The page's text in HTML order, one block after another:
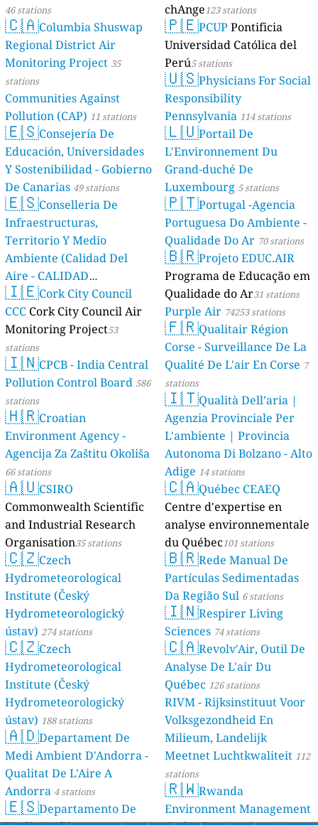
46 stations
🇨🇦Columbia Shuswap
Regional District Air
Monitoring Project 35
stations
Communities Against
Pollution (CAP) 11 stations
🇪🇸Consejería De
Educación, Universidades
Y Sostenibilidad - Gobierno
De Canarias 49 stations
🇪🇸Conselleria De
Infraestructuras,
Territorio Y Medio
Ambiente (Calidad Del
Aire - CALIDAD
AMBIENTAL) 23 stations
🇮🇪Cork City Council
CCC Cork City Council Air
Monitoring Project53
stations
🇮🇳CPCB - India Central
Pollution Control Board 586
stations
🇭🇷Croatian
Environment Agency -
Agencija Za Zaštitu Okoliša
66 stations
🇦🇺CSIRO
Commonwealth Scientific
and Industrial Research
Organisation35 stations
🇨🇿Czech
Hydrometeorological
Institute (Český
Hydrometeorologický
ústav) 274 stations
🇨🇿Czech
Hydrometeorological
Institute (Český
Hydrometeorologický
ústav) 188 stations
🇦🇩Departament De
Medi Ambient D'Andorra -
Qualitat De L'Aire A
Andorra 4 stations
🇪🇸Departamento De
chAnge123 stations
🇵🇪PCUP Pontificia
Universidad Católica del
Perú5 stations
🇺🇸Physicians For Social
Responsibility
Pennsylvania 114 stations
🇱🇺Portail De
L'Environnement Du
Grand-duché De
Luxembourg 5 stations
🇵🇹Portugal -Agencia
Portuguesa Do Ambiente -
Qualidade Do Ar 70 stations
🇧🇷Projeto EDUC.AIR
Programa de Educação em
Qualidade do Ar31 stations
Purple Air 74253 stations
🇫🇷Qualitair Région
Corse - Surveillance De La
Qualité De L'air En Corse 7
stations
🇮🇹Qualità Dell’aria |
Agenzia Provinciale Per
L'ambiente | Provincia
Autonoma Di Bolzano - Alto
Adige 14 stations
🇨🇦Québec CEAEQ
Centre d'expertise en
analyse environnementale
du Québec101 stations
🇧🇷Rede Manual De
Partículas Sedimentadas
Da Região Sul 6 stations
🇮🇳Respirer Living
Sciences 74 stations
🇨🇦Revolv'Air, Outil De
Analyse De L'air Du
Québec 126 stations
RIVM - Rijksinstituut Voor
Volksgezondheid En
Milieum, Landelijk
Meetnet Luchtkwaliteit 112
stations
🇷🇼Rwanda
Environment Management